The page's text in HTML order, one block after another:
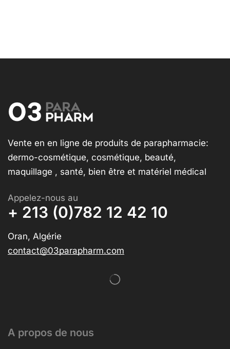
Vente en en ligne de produits de parapharmacie:
dermo-cosmétique, cosmétique, beauté,
maquillage , santé, bien être et matériel médical
Appelez-nous au
+ 213 (0)782 12 42 10
Oran, Algérie
contact@03parapharm.com
A propos de nous